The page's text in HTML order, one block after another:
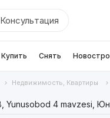
Консультация
Купить Снять
Недвижимость, Квартиры
Yunusobod 4 mavzesi,